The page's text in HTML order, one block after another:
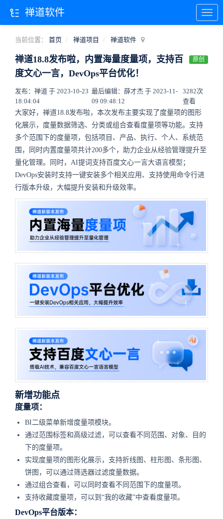
当前位置： 首页 禅道项目 禅道软件
禅道18.8发布啦，内置海量度量项，支持百
度文心一言，DevOps平台优化！
原创
发布：禅道 于 2023-10-23
18:04:04
最后编辑：薛才杰 于 2023-11-
09 09:48:12
3282次
查看
大家好，禅道18.8发布啦，本次发布主要实现了度量项的图形
化展示，度量数据筛选、分类或组合查看度量项等功能。支持
多个范围下的度量项，包括项目、产品、执行、个人、系统范
围，同时内置度量项共计200多个，助力企业从经验管理提升至
量化管理。同时，AI提词支持百度文心一言大语言模型；
DevOps安装时支持一键安装多个相关应用、支持使用命令行进
行版本升级，大幅提升安装和升级效率。
新增功能点
度量项：
BI二级菜单新增度量项模块。
通过范围标签和高级过滤，可以查看不同范围、对象、目的
下的度量项。
实现度量项的图形化展示，支持折线图、柱形图、条形图、
饼图，可以通过筛选器过滤度量数据。
通过组合查看，可以同时查看不同范围下的度量项。
支持收藏度量项，可以到“我的收藏”中查看度量项。
DevOps平台版本：
禅道软件